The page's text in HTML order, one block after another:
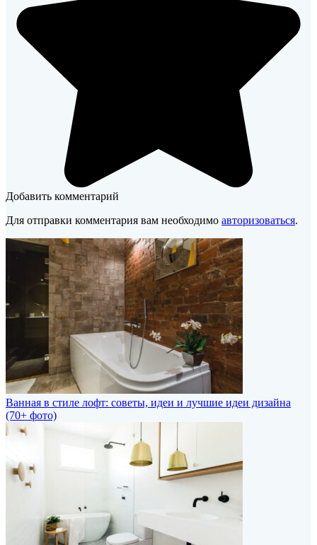
Добавить комментарий
Для отправки комментария вам необходимо авторизоваться.
Ванная в стиле лофт: советы, идеи и лучшие идеи дизайна
(70+ фото)